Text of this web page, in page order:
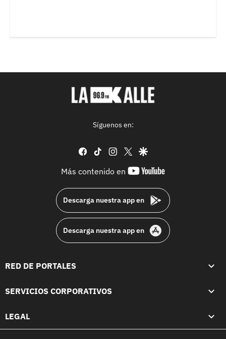
Síguenos en:
facebook
tiktok instagram
twittergoogle
Más contenido en
youtube-
Descarga nuestra app en
Descarga nuestra app en
RED DE PORTALES
SERVICIOS CORPORATIVOS
LEGAL